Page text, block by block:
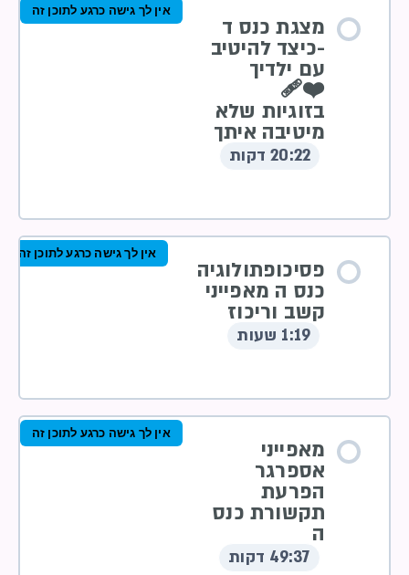
מצגת כנס ד
-כיצד להיטיב
עם ילדיך
❤️‍🩹
בזוגיות שלא
מיטיבה איתך
20:22 דקות
אין לך גישה כרגע לתוכן זה
פסיכופתולוגיה
כנס ה מאפייני
קשב וריכוז
1:19 שעות
אין לך גישה כרגע לתוכן זה
מאפייני
אספרגר
הפרעת
תקשורת כנס
ה
49:37 דקות
אין לך גישה כרגע לתוכן זה